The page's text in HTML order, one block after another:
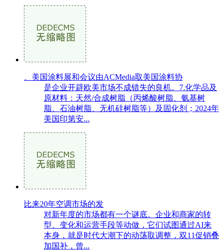
、美国涂料展和会议由ACMedia取美国涂料协
是企业开辟欧美市场不成错失的良机。7.化学品及
原材料：天然/合成树脂（丙烯酸树脂、氨基树
脂、石油树脂、无机硅树脂等）及固化剂；2024年
美国印第安...
比来20年空调市场的发
对新年度的市场都有一个谜底。企业和商家的转
型、变化和运营手段等动做，它们试图通过AI来
本身，就是时代大潮下的动荡取调整，双11促销叠
加国补，曾...